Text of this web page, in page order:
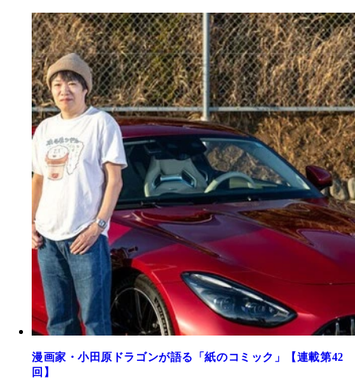
漫画家・小田原ドラゴンが語る「紙のコミック」【連載第42
回】